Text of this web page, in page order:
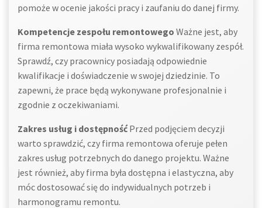
pomoże w ocenie jakości pracy i zaufaniu do danej firmy.
Kompetencje zespołu remontowego Ważne jest, aby
firma remontowa miała wysoko wykwalifikowany zespół.
Sprawdź, czy pracownicy posiadają odpowiednie
kwalifikacje i doświadczenie w swojej dziedzinie. To
zapewni, że prace będą wykonywane profesjonalnie i
zgodnie z oczekiwaniami.
Zakres usług i dostępnośćPrzed podjęciem decyzji
warto sprawdzić, czy firma remontowa oferuje pełen
zakres usług potrzebnych do danego projektu. Ważne
jest również, aby firma była dostępna i elastyczna, aby
móc dostosować się do indywidualnych potrzeb i
harmonogramu remontu.